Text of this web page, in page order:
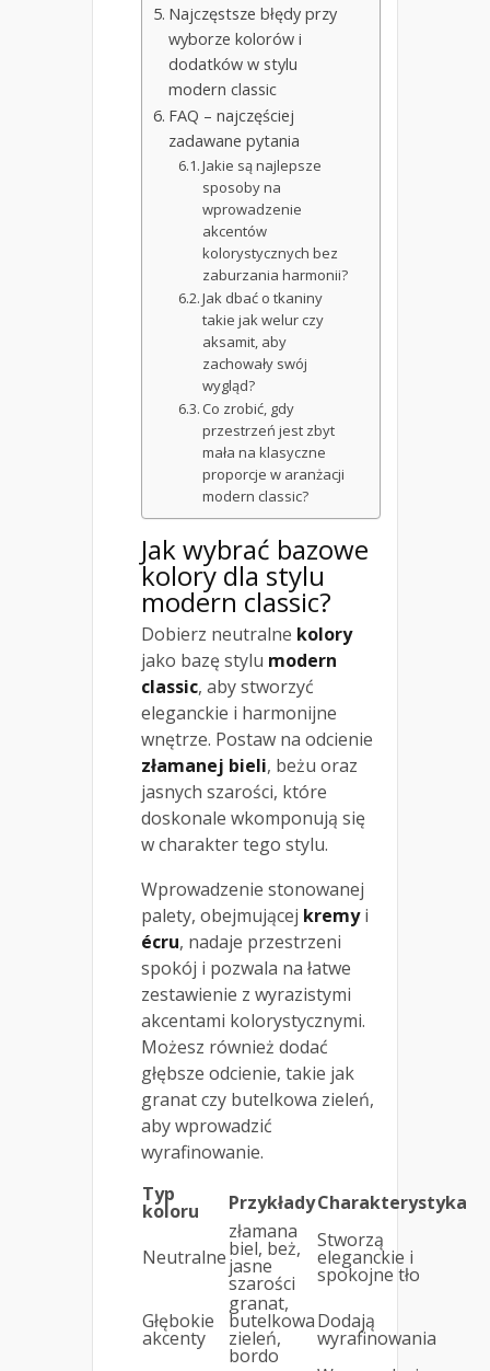
Najczęstsze błędy przy
wyborze kolorów i
dodatków w stylu
modern classic
FAQ – najczęściej
zadawane pytania
Jakie są najlepsze
sposoby na
wprowadzenie
akcentów
kolorystycznych bez
zaburzania harmonii?
Jak dbać o tkaniny
takie jak welur czy
aksamit, aby
zachowały swój
wygląd?
Co zrobić, gdy
przestrzeń jest zbyt
mała na klasyczne
proporcje w aranżacji
modern classic?
Jak wybrać bazowe
kolory dla stylu
modern classic?
Dobierz neutralne kolory
jako bazę stylu modern
classic, aby stworzyć
eleganckie i harmonijne
wnętrze. Postaw na odcienie
złamanej bieli, beżu oraz
jasnych szarości, które
doskonale wkomponują się
w charakter tego stylu.
Wprowadzenie stonowanej
palety, obejmującej kremyi
écru, nadaje przestrzeni
spokój i pozwala na łatwe
zestawienie z wyrazistymi
akcentami kolorystycznymi.
Możesz również dodać
głębsze odcienie, takie jak
granat czy butelkowa zieleń,
aby wprowadzić
wyrafinowanie.
Typ
koloru PrzykładyCharakterystyka
Neutralne
złamana
biel, beż,
jasne
szarości
Stworzą
eleganckie i
spokojne tło
Głębokie
akcenty
granat,
butelkowa
zieleń,
bordo
Dodają
wyrafinowania